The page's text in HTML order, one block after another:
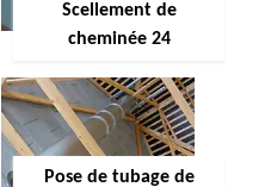
Scellement de
cheminée 24
Pose de tubage de